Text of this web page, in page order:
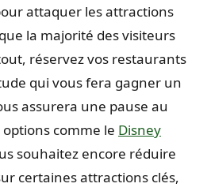
attaquer les attractions
la majorité des visiteurs
réservez vos restaurants
qui vous fera gagner un
assurera une pause au
options comme le Disney
souhaitez encore réduire
certaines attractions clés,